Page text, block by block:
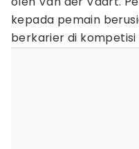
kepada pemain
berkarier di kompetisi